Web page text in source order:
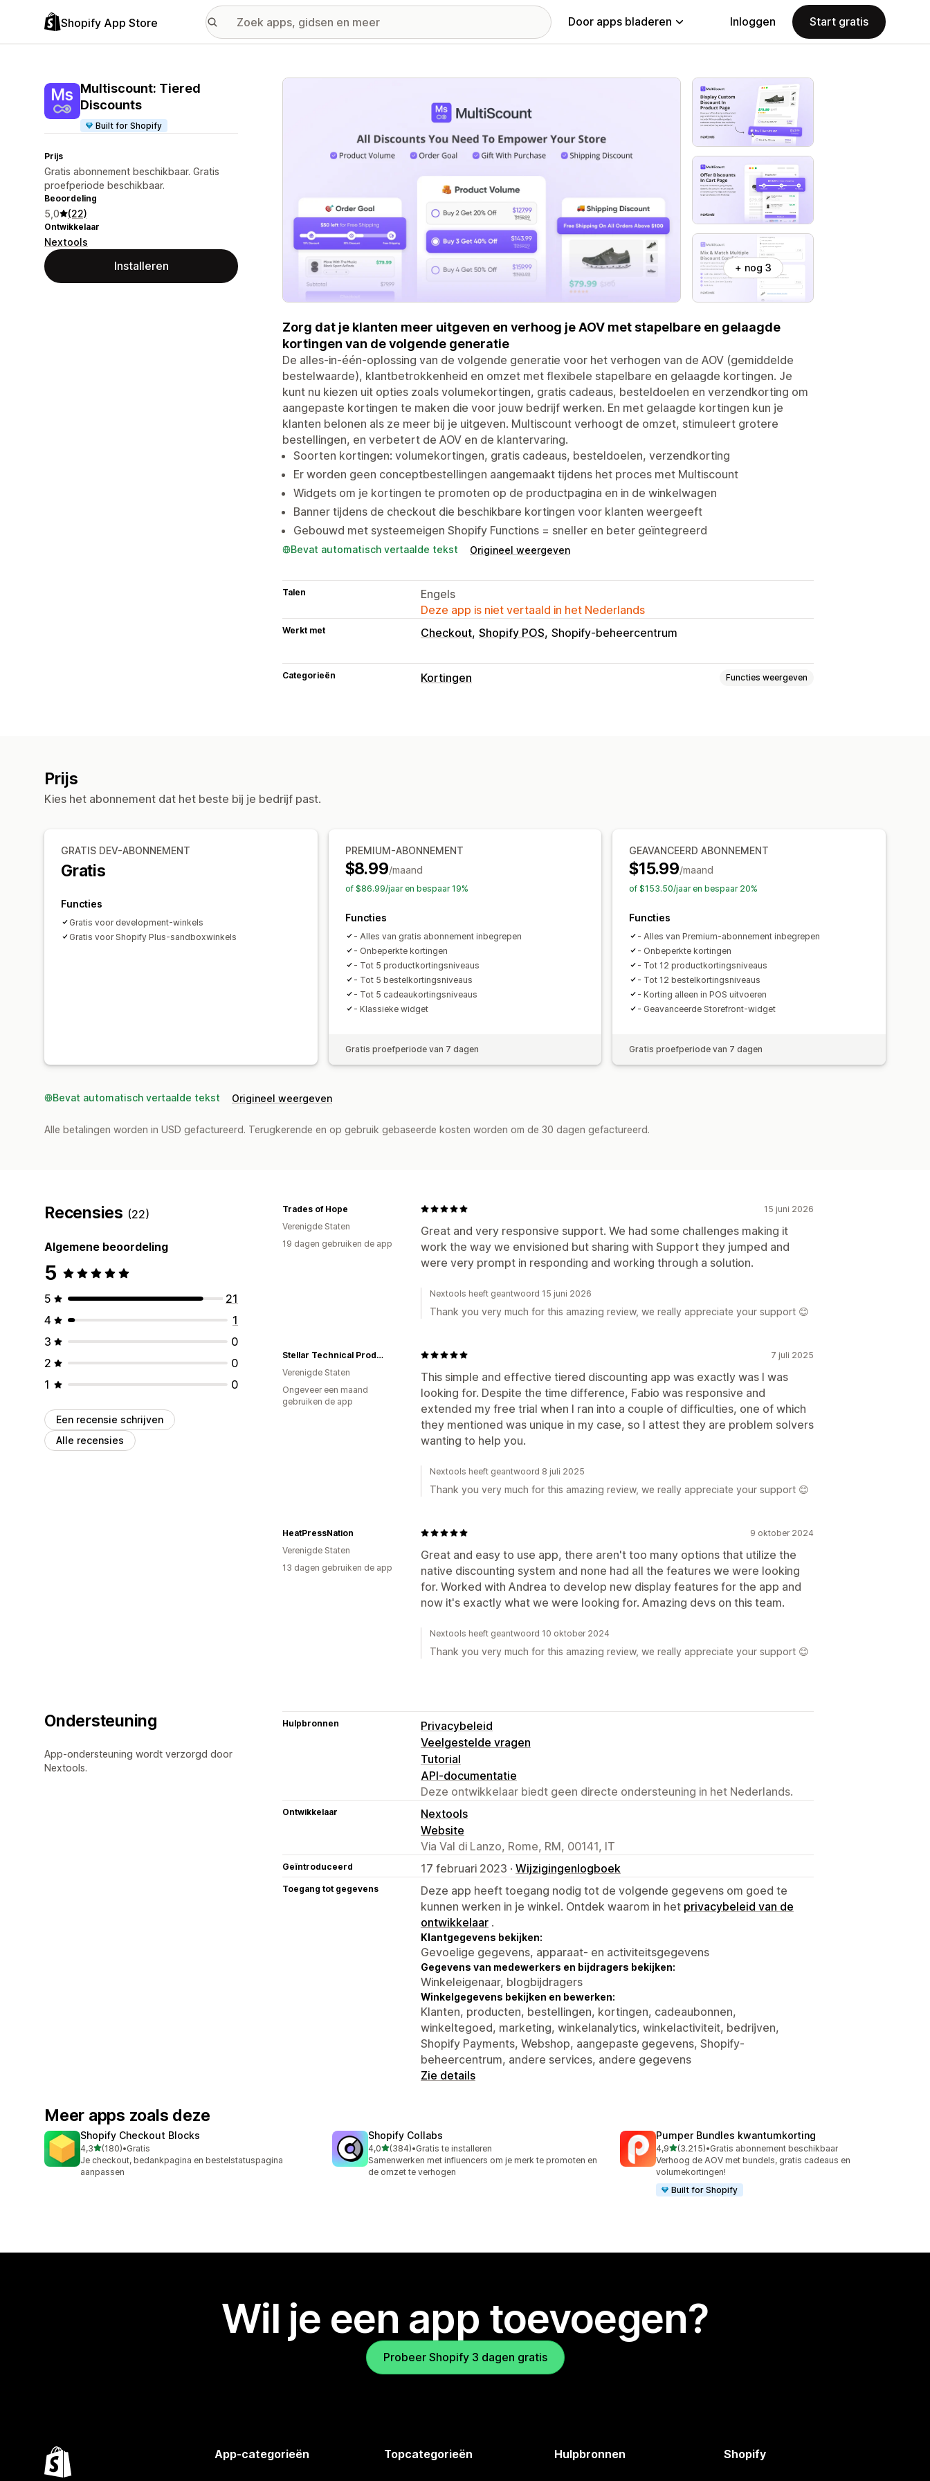
Shopify App Store Door apps bladeren Inloggen Start gratis
Multiscount: Tiered
Discounts
Built for Shopify
Prijs
Gratis abonnement beschikbaar. Gratis
proefperiode beschikbaar.
Beoordeling
5,0 (22)
Ontwikkelaar
Nextools
Installeren
Galerij met uitgelichte afbeeldingen
+ nog 3
Zorg dat je klanten meer uitgeven en verhoog je AOV met stapelbare en gelaagde
kortingen van de volgende generatie
De alles-in-één-oplossing van de volgende generatie voor het verhogen van de AOV (gemiddelde
bestelwaarde), klantbetrokkenheid en omzet met flexibele stapelbare en gelaagde kortingen. Je
kunt nu kiezen uit opties zoals volumekortingen, gratis cadeaus, besteldoelen en verzendkorting om
aangepaste kortingen te maken die voor jouw bedrijf werken. En met gelaagde kortingen kun je
klanten belonen als ze meer bij je uitgeven. Multiscount verhoogt de omzet, stimuleert grotere
bestellingen, en verbetert de AOV en de klantervaring.
Soorten kortingen: volumekortingen, gratis cadeaus, besteldoelen, verzendkorting
Er worden geen conceptbestellingen aangemaakt tijdens het proces met Multiscount
Widgets om je kortingen te promoten op de productpagina en in de winkelwagen
Banner tijdens de checkout die beschikbare kortingen voor klanten weergeeft
Gebouwd met systeemeigen Shopify Functions = sneller en beter geïntegreerd
Bevat automatisch vertaalde tekst Origineel weergeven
Talen
Engels
Deze app is niet vertaald in het Nederlands
Werkt met Checkout Shopify POS Shopify-beheercentrum
Categorieën Kortingen Functies weergeven
Prijs
Kies het abonnement dat het beste bij je bedrijf past.
GRATIS DEV-ABONNEMENT
Gratis
Functies
Gratis voor development-winkels
Gratis voor Shopify Plus-sandboxwinkels
PREMIUM-ABONNEMENT
$8.99/maand
of $86.99/jaar en bespaar 19%
Functies
- Alles van gratis abonnement inbegrepen
- Onbeperkte kortingen
- Tot 5 productkortingsniveaus
- Tot 5 bestelkortingsniveaus
- Tot 5 cadeaukortingsniveaus
- Klassieke widget
Gratis proefperiode van 7 dagen
GEAVANCEERD ABONNEMENT
$15.99/maand
of $153.50/jaar en bespaar 20%
Functies
- Alles van Premium-abonnement inbegrepen
- Onbeperkte kortingen
- Tot 12 productkortingsniveaus
- Tot 12 bestelkortingsniveaus
- Korting alleen in POS uitvoeren
- Geavanceerde Storefront-widget
Gratis proefperiode van 7 dagen
Bevat automatisch vertaalde tekst Origineel weergeven
Alle betalingen worden in USD gefactureerd. Terugkerende en op gebruik gebaseerde kosten worden om de 30 dagen gefactureerd.
Recensies (22)
Algemene beoordeling
5
5
21
4
1
3
0
2
0
1
0
Een recensie schrijven
Alle recensies
15 juni 2026
Great and very responsive support. We had some challenges making it
work the way we envisioned but sharing with Support they jumped and
were very prompt in responding and working through a solution.
Trades of Hope
Verenigde Staten
19 dagen gebruiken de app
Nextools heeft geantwoord 15 juni 2026
Thank you very much for this amazing review, we really appreciate your support 😊
7 juli 2025
This simple and effective tiered discounting app was exactly was I was
looking for. Despite the time difference, Fabio was responsive and
extended my free trial when I ran into a couple of difficulties, one of which
they mentioned was unique in my case, so I attest they are problem solvers
wanting to help you.
Stellar Technical Products
Verenigde Staten
Ongeveer een maand
gebruiken de app
Nextools heeft geantwoord 8 juli 2025
Thank you very much for this amazing review, we really appreciate your support 😊
9 oktober 2024
Great and easy to use app, there aren't too many options that utilize the
native discounting system and none had all the features we were looking
for. Worked with Andrea to develop new display features for the app and
now it's exactly what we were looking for. Amazing devs on this team.
HeatPressNation
Verenigde Staten
13 dagen gebruiken de app
Nextools heeft geantwoord 10 oktober 2024
Thank you very much for this amazing review, we really appreciate your support 😊
Ondersteuning
App-ondersteuning wordt verzorgd door
Nextools.
Hulpbronnen
Privacybeleid
Veelgestelde vragen
Tutorial
API-documentatie
Deze ontwikkelaar biedt geen directe ondersteuning in het Nederlands.
Ontwikkelaar
Nextools
Website
Via Val di Lanzo, Rome, RM, 00141, IT
Geïntroduceerd 17 februari 2023 · Wijzigingenlogboek
Toegang tot gegevens
Deze app heeft toegang nodig tot de volgende gegevens om goed te
kunnen werken in je winkel. Ontdek waarom in het privacybeleid van de
ontwikkelaar .
Klantgegevens bekijken:
Gevoelige gegevens, apparaat- en activiteitsgegevens
Gegevens van medewerkers en bijdragers bekijken:
Winkeleigenaar, blogbijdragers
Winkelgegevens bekijken en bewerken:
Klanten, producten, bestellingen, kortingen, cadeaubonnen,
winkeltegoed, marketing, winkelanalytics, winkelactiviteit, bedrijven,
Shopify Payments, Webshop, aangepaste gegevens, Shopify-
beheercentrum, andere services, andere gegevens
Zie details
Meer apps zoals deze
Shopify Checkout Blocks
4,3van 5 sterren
(180)
180 recensies in totaal
•Gratis
Je checkout, bedankpagina en bestelstatuspagina
aanpassen
Shopify Collabs
4,0van 5 sterren
(384)
384 recensies in totaal
•Gratis te installeren
Samenwerken met influencers om je merk te promoten en
de omzet te verhogen
Pumper Bundles kwantumkorting
4,9van 5 sterren
(3.215)
3215 recensies in totaal
•Gratis abonnement beschikbaar
Verhoog de AOV met bundels, gratis cadeaus en
volumekortingen!
Built for Shopify
Wil je een app toevoegen?
Probeer Shopify 3 dagen gratis
App-categorieën Topcategorieën Hulpbronnen Shopify